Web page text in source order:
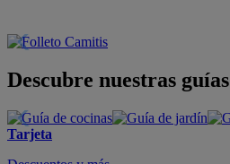
Descubre nuestras guías
Tarjeta